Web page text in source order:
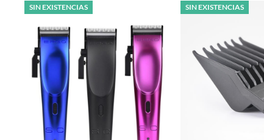
SIN EXISTENCIAS SIN EXISTENCIAS